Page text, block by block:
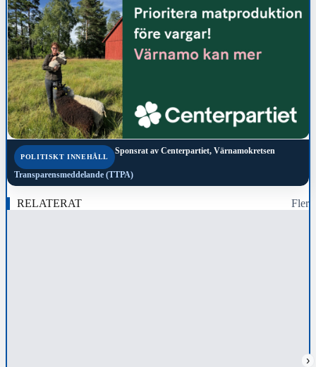
POLITISKT INNEHÅLL
Sponsrat av Centerpartiet, Värnamokretsen
Transparensmeddelande (TTPA)
RELATERAT Fler
›